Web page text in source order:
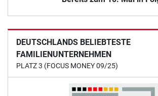
DEUTSCHLANDS BELIEBTESTE
FAMILIENUNTERNEHMEN
PLATZ 3 (FOCUS MONEY 09/25)